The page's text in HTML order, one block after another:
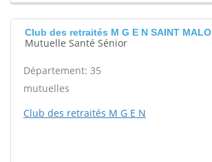
Club des retraités M G E N SAINT MALO
Mutuelle Santé Sénior
Département: 35
mutuelles
Club des retraités M G E N